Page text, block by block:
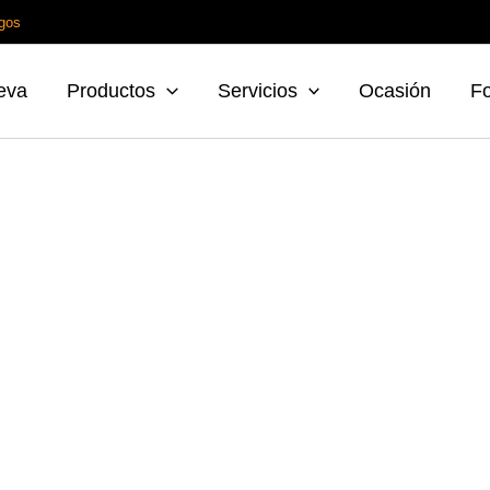
Productos Servicios Ocasión